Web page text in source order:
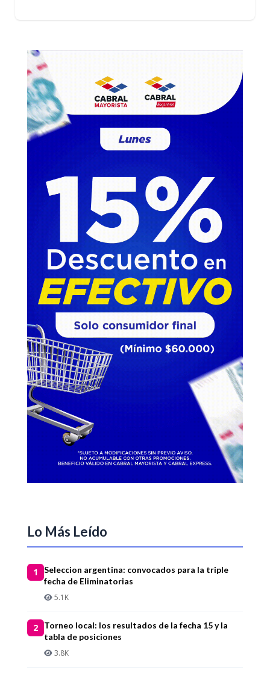
Lo Más Leído
1
Seleccion argentina: convocados para la triple
fecha de Eliminatorias
5.1K
2
Torneo local: los resultados de la fecha 15 y la
tabla de posiciones
3.8K